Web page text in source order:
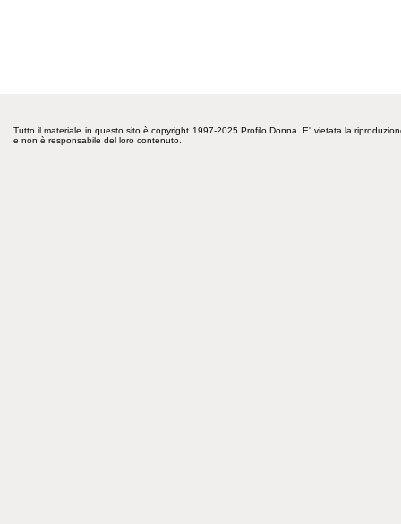
Tutto il materiale in questo sito è copyright 1997-2025 Profilo Donna. E' vietata la
e non è responsabile del loro contenuto.